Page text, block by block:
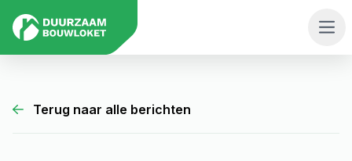
Terug naar alle berichten